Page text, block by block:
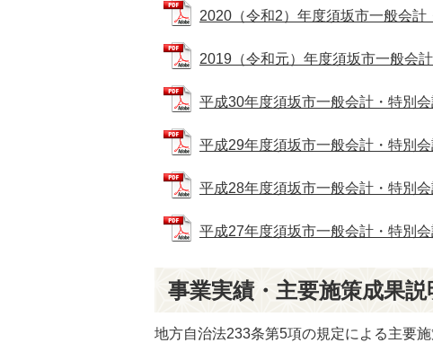
2020（令和2）年度須坂市一般会
2019（令和元）年度須坂市一般会
平成30年度須坂市一般会計・特別
平成29年度須坂市一般会計・特別
平成28年度須坂市一般会計・特別
平成27年度須坂市一般会計・特別
事業実績・主要施策成果説
地方自治法233条第5項の規定による主要施